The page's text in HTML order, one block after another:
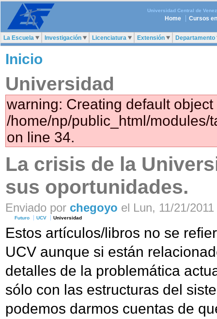
Universidad Central de
Home Cursos
La Escuela Investigación Licenciatura Extensión Departamento
Inicio
Universidad
warning: Creating default
/home/np/public_html/modules/
on line 34.
La crisis de la
sus oportunidades.
Enviado por chegoyo el Lun, 11/21/
Futuro UCV Universidad
Estos artículos/libros no se
UCV aunque si están
detalles de la problemática
sólo con las estructuras del
podemos darmos cuentas de